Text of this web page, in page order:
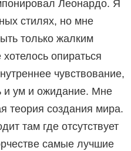
Леонардо. Я
стилях, но мне
только жалким
опираться
чувствование,
и ум и ожидание. Мне
теория создания мира.
там где отсутствует
самые лучшие